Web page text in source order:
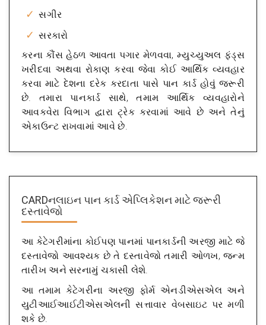
સગીર
સરકારો
કરના કૌંસ હેઠળ આવતા પગાર મેળવવા, મ્યુચ્યુઅલ ફંડ્સ
ખરીદવા અથવા રોકાણ કરવા જેવા કોઈ આર્થિક વ્યવહાર
કરવા માટે દેશના દરેક કરદાતા પાસે પાન કાર્ડ હોવું જરૂરી
છે. તમારા પાનકાર્ડ સાથે, તમામ આર્થિક વ્યવહારોને
આવકવેરા વિભાગ દ્વારા ટ્રેક કરવામાં આવે છે અને તેનું
એકાઉન્ટ રાખવામાં આવે છે.
CARDનલાઇન પાન કાર્ડ એપ્લિકેશન માટે જરૂરી
દસ્તાવેજો
આ કેટેગરીમાંના કોઈપણ પાનમાં પાનકાર્ડની અરજી માટે જે
દસ્તાવેજો આવશ્યક છે તે દસ્તાવેજો તમારી ઓળખ, જન્મ
તારીખ અને સરનામું ચકાસી લેશે.
આ તમામ કેટેગરીના અરજી ફોર્મ એનડીએસએલ અને
યુટીઆઈઆઈટીએસએલની સત્તાવાર વેબસાઇટ પર મળી
શકે છે.